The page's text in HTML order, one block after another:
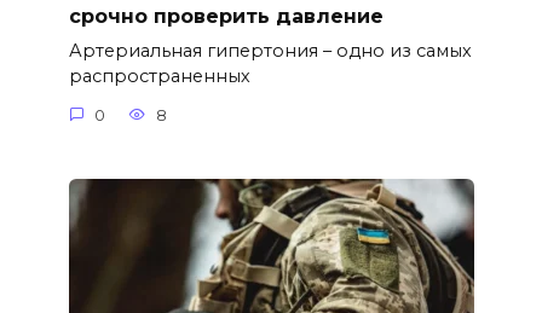
срочно проверить давление
Артериальная гипертония – одно из самых
распространенных
0 8